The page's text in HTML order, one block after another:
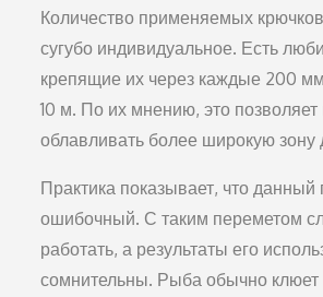
Количество применяемых
сугубо ин­дивидуальное. Есть
крепящие их через каждые 200
10 м. По их мнению, это позволя­ет
облавливать более широкую зону
Практика показывает, что
ошибоч­ный. С таким переметом
работать, а результаты его
сомнительны. Рыба обычно клюет